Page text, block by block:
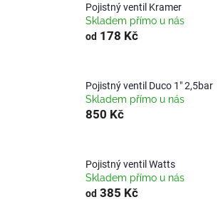
Pojistný ventil Kramer
Skladem přímo u nás
od 178 Kč
Pojistný ventil Duco 1" 2,5bar
Skladem přímo u nás
850 Kč
Pojistný ventil Watts
Skladem přímo u nás
od 385 Kč